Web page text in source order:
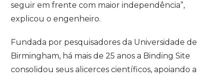
seguir em frente com maior independência”,
explicou o engenheiro.
Fundada por pesquisadores da Universidade de
Birmingham, há mais de 25 anos a Binding Site
consolidou seus alicerces científicos, apoiando a